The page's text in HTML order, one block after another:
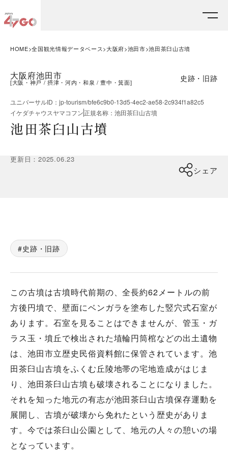
HOME 全国観光情報データベース 大阪府 池田市 池田茶臼山古墳
大阪府池田市
[大阪・神戸 摂津・河内・和泉 豊中・箕面] 史跡・旧跡
ユニバーサルID ： jp-tourism/bfe6c9b0-13d5-4ec2-ae58-2c934f1a82c5
イケダチャウスヤマコフン正規名称 ： 池田茶臼山古墳
池田茶臼山古墳
更新日 ：2025.06.23
シェア
史跡・旧跡
この古墳は古墳時代前期の、全長約62メートルの前
方後円墳で、壁面にベンガラを塗布した竪穴式石室が
あります。石室を見ることはできませんが、管玉・ガ
ラス玉・墳丘で検出された埴輪円筒棺などの出土遺物
は、池田市立歴史民俗資料館に保管されています。池
田茶臼山古墳をふくむ丘陵地帯の宅地造成がはじま
り、池田茶臼山古墳も破壊されることになりました。
それを知った地元の有志が池田茶臼山古墳保存運動を
展開し、古墳が破壊から免れたという歴史がありま
す。今では茶臼山公園として、地元の人々の憩いの場
となっています。